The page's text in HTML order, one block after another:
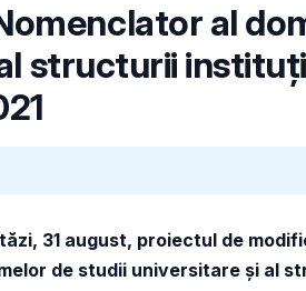
al
structurii
31 august, proiectul de
de studii universitare și al